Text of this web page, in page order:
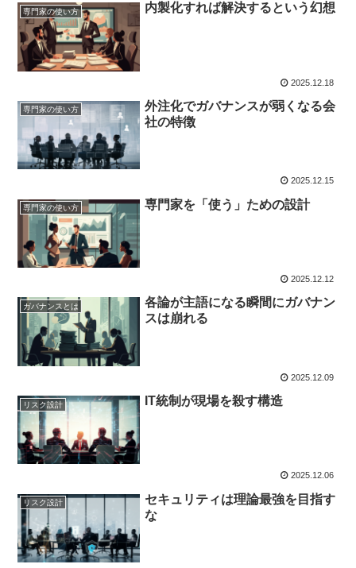
専門家の使い方 内製化すれば解決するという幻想
2025.12.18
専門家の使い方
外注化でガバナンスが弱くなる会
社の特徴
2025.12.15
専門家の使い方 専門家を「使う」ための設計
2025.12.12
ガバナンスとは
各論が主語になる瞬間にガバナン
スは崩れる
2025.12.09
リスク設計 IT統制が現場を殺す構造
2025.12.06
リスク設計
セキュリティは理論最強を目指す
な